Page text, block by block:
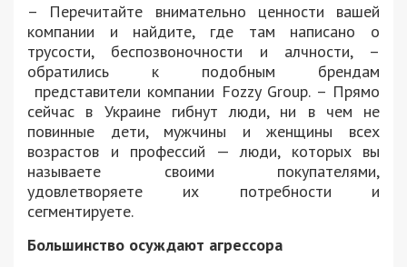
– Перечитайте внимательно ценности вашей
компании и найдите, где там написано о
трусости, беспозвоночности и алчности, –
обратились к подобным брендам
представители компании Fozzy Group. – Прямо
сейчас в Украине гибнут люди, ни в чем не
повинные дети, мужчины и женщины всех
возрастов и профессий — люди, которых вы
называете своими покупателями,
удовлетворяете их потребности и
сегментируете.
Большинство осуждают агрессора